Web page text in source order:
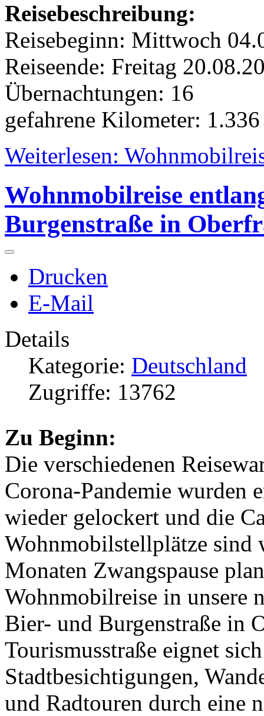
Reisebeschreibung:
Reisebeginn: Mittwoch
Reiseende: Freitag
Übernachtungen: 16
gefahrene Kilometer:
Weiterlesen:
Wohnmobilreise
Burgenstraße in
Drucken
E-Mail
Details
Kategorie: Deutschland
Zugriffe: 13762
Zu Beginn:
Die verschiedenen
Corona-Pandemie wurden
wieder gelockert und die
Wohnmobilstellplätze sind
Monaten Zwangspause
Wohnmobilreise in unsere
Bier- und Burgenstraße in
Tourismusstraße eignet
Stadtbesichtigungen,
und Radtouren durch eine